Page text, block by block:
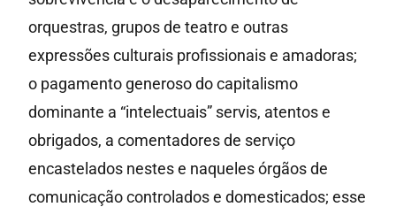
orquestras, grupos de teatro e outras
expressões culturais profissionais e amadoras;
o pagamento generoso do capitalismo
dominante a “intelectuais” servis, atentos e
obrigados, a comentadores de serviço
encastelados nestes e naqueles órgãos de
comunicação controlados e domesticados; esse